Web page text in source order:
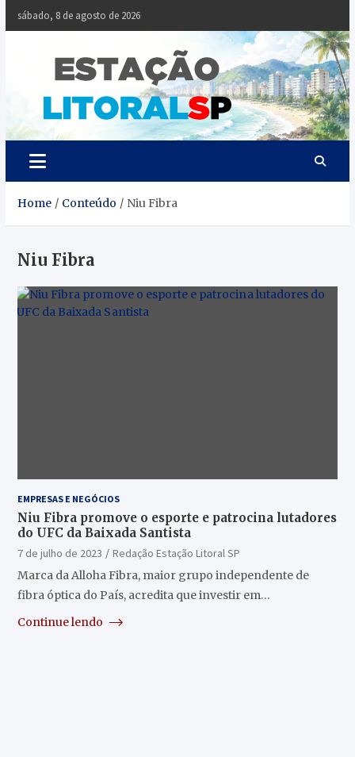
Skip
sábado, 8 de agosto de 2026
Litoral
Notícias da
Baixada Santista
Home Conteúdo Niu Fibra
Niu Fibra
EMPRESAS E NEGÓCIOS
Niu Fibra promove o esporte e patrocina lutadores
do UFC da Baixada Santista
7 de julho de 2023
Redação Estação Litoral SP
Marca da Alloha Fibra, maior grupo independente de
fibra óptica do País, acredita que investir em…
Continue lendo